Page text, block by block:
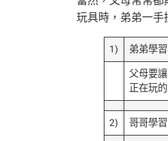
玩具時，弟弟一手
1) 弟弟學
父母要
正在玩
2) 哥哥學